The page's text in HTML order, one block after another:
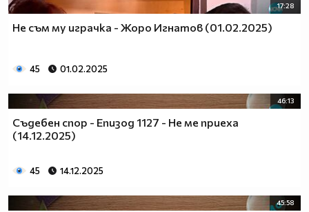
17:28
Не съм му играчка - Жоро Игнатов (01.02.2025)
45 01.02.2025
46:13
Съдебен спор - Епизод 1127 - Не ме приеха
(14.12.2025)
45 14.12.2025
45:58